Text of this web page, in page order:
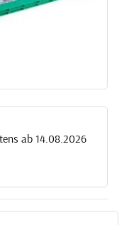
ab 14.08.2026